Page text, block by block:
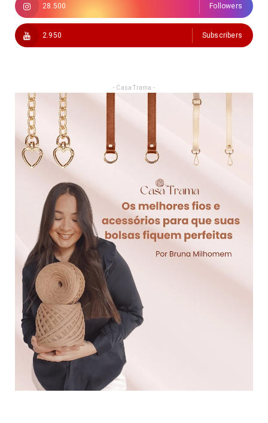
28.500 Followers
2.950 Subscribers
- Casa Trama -